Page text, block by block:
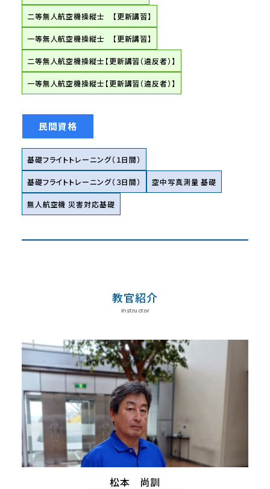
二等無人航空機操縦士 【更新講習】
一等無人航空機操縦士 【更新講習】
二等無人航空機操縦士【更新講習（違反者）】
一等無人航空機操縦士【更新講習（違反者）】
民間資格
基礎フライトトレーニング（１日間）
基礎フライトトレーニング（３日間） 空中写真測量 基礎
無人航空機 災害対応基礎
教官紹介
Instructor
松本 尚訓